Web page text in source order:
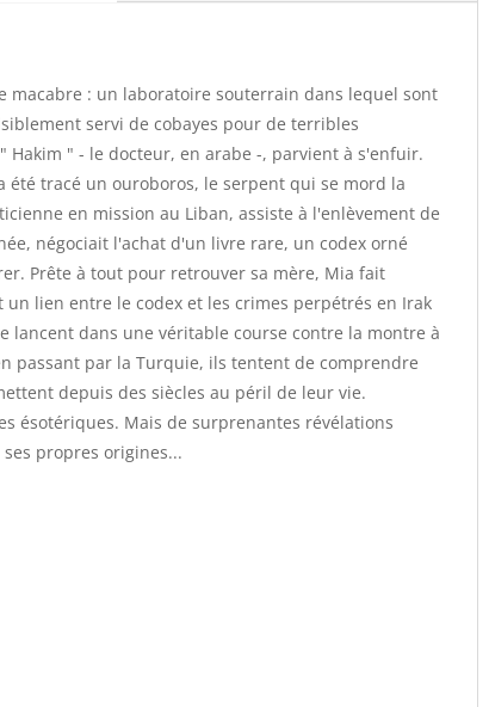
macabre : un laboratoire souterrain dans lequel sont
servi de cobayes pour de terribles
Hakim " - le docteur, en arabe -, parvient à s'enfuir.
tracé un ouroboros, le serpent qui se mord la
en mission au Liban, assiste à l'enlèvement de
négociait l'achat d'un livre rare, un codex orné
Prête à tout pour retrouver sa mère, Mia fait
lien entre le codex et les crimes perpétrés en Irak
lancent dans une véritable course contre la montre à
passant par la Turquie, ils tentent de comprendre
depuis des siècles au péril de leur vie.
ésotériques. Mais de surprenantes révélations
propres origines...